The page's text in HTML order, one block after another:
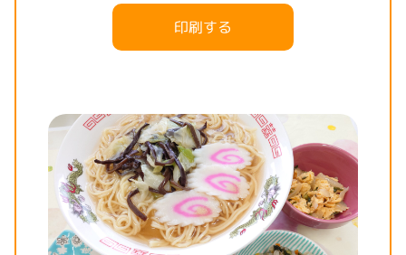
印刷する